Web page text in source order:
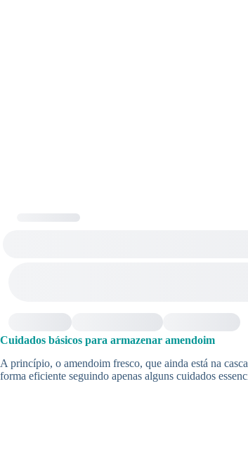
Cuidados básicos para armazenar amendoim
A princípio, o amendoim fresco, que ainda está na
forma eficiente seguindo apenas alguns cuidados